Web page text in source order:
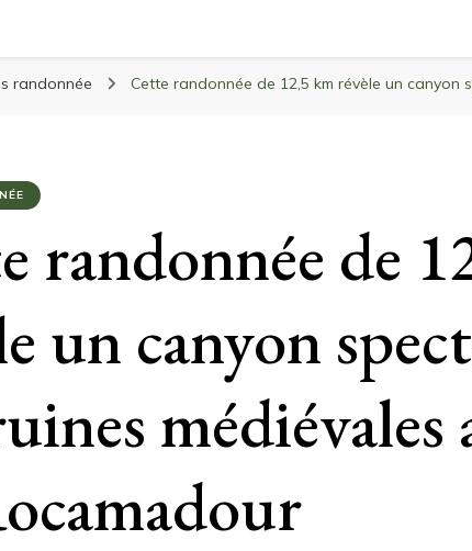
randonnée Cette randonnée de 12,5 km révèle un
randonnée de
un canyon